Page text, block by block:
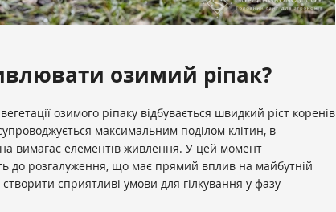
озимий ріпак?
озимого ріпаку відбувається швидкий ріст коренів
максимальним поділом клітин, в
вимагає елементів живлення. У цей момент
до розгалуження, що має прямий вплив на майбутній
сприятливі умови для гілкування у фазу